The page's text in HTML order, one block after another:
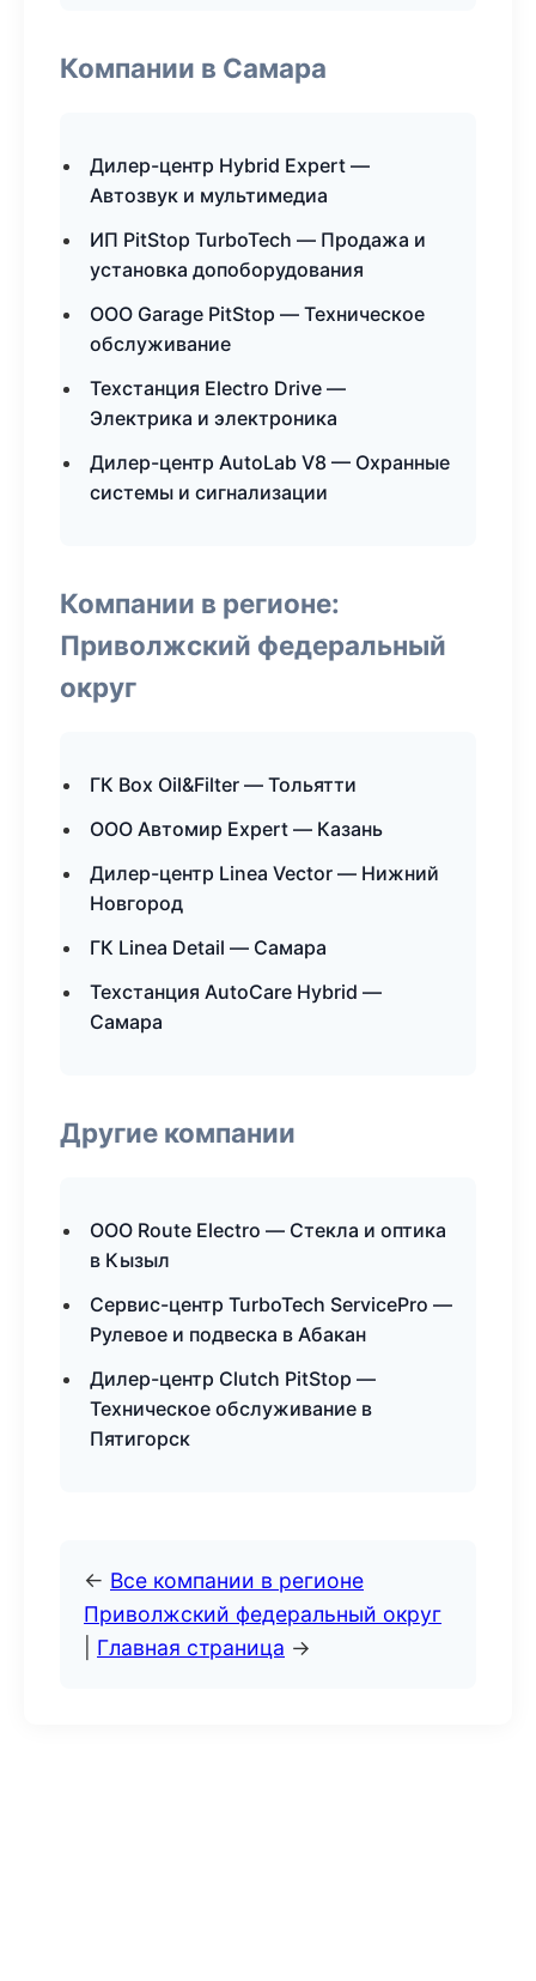
Компании в Самара
Дилер-центр Hybrid Expert —
Автозвук и мультимедиа
ИП PitStop TurboTech — Продажа и
установка допоборудования
ООО Garage PitStop — Техническое
обслуживание
Техстанция Electro Drive —
Электрика и электроника
Дилер-центр AutoLab V8 — Охранные
системы и сигнализации
Компании в регионе:
Приволжский федеральный
округ
ГК Box Oil&Filter — Тольятти
ООО Автомир Expert — Казань
Дилер-центр Linea Vector — Нижний
Новгород
ГК Linea Detail — Самара
Техстанция AutoCare Hybrid —
Самара
Другие компании
ООО Route Electro — Стекла и оптика
в Кызыл
Сервис-центр TurboTech ServicePro —
Рулевое и подвеска в Абакан
Дилер-центр Clutch PitStop —
Техническое обслуживание в
Пятигорск
← Все компании в регионе
Приволжский федеральный округ
Главная страница →